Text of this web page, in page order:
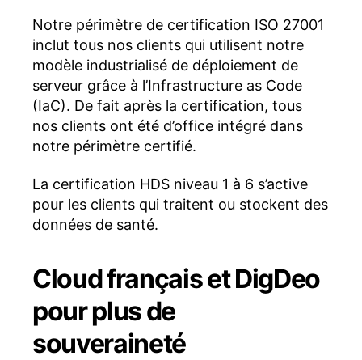
Notre périmètre de certification ISO 27001
inclut tous nos clients qui utilisent notre
modèle industrialisé de déploiement de
serveur grâce à l’Infrastructure as Code
(IaC). De fait après la certification, tous
nos clients ont été d’office intégré dans
notre périmètre certifié.
La certification HDS niveau 1 à 6 s’active
pour les clients qui traitent ou stockent des
données de santé.
Cloud français et DigDeo
pour plus de
souveraineté